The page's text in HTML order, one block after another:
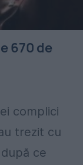
670 de
complici
trezit cu
ce